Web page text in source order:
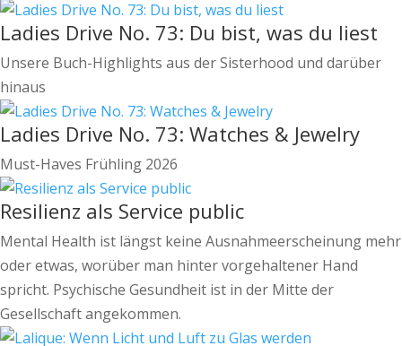
Ladies Drive No. 73: Du bist, was du liest
Unsere Buch-Highlights aus der Sisterhood und darüber
hinaus
Ladies Drive No. 73: Watches & Jewelry
Must-Haves Frühling 2026
Resilienz als Service public
Mental Health ist längst keine Ausnahmeerscheinung mehr
oder etwas, worüber man hinter vorgehaltener Hand
spricht. Psychische Gesundheit ist in der Mitte der
Gesellschaft angekommen.